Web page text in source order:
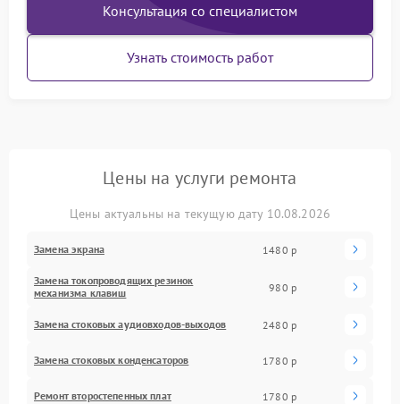
Консультация со специалистом
Узнать стоимость работ
Цены на услуги ремонта
Цены актуальны на текущую дату 10.08.2026
Замена экрана 1480 р
Замена токопроводящих резинок
механизма клавиш
980 р
Замена стоковых аудиовходов-выходов 2480 р
Замена стоковых конденсаторов 1780 р
Ремонт второстепенных плат 1780 р